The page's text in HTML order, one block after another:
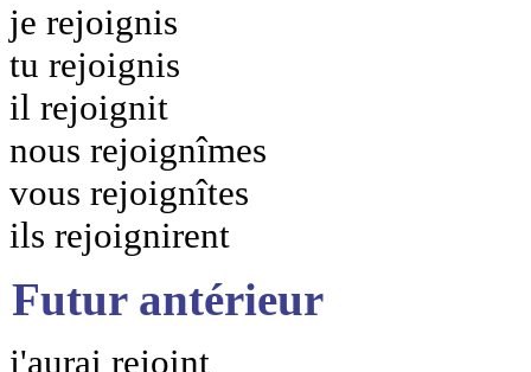
je rejoignis
tu rejoignis
il rejoignit
nous rejoignîmes
vous rejoignîtes
ils rejoignirent
Futur antérieur
j'aurai rejoint